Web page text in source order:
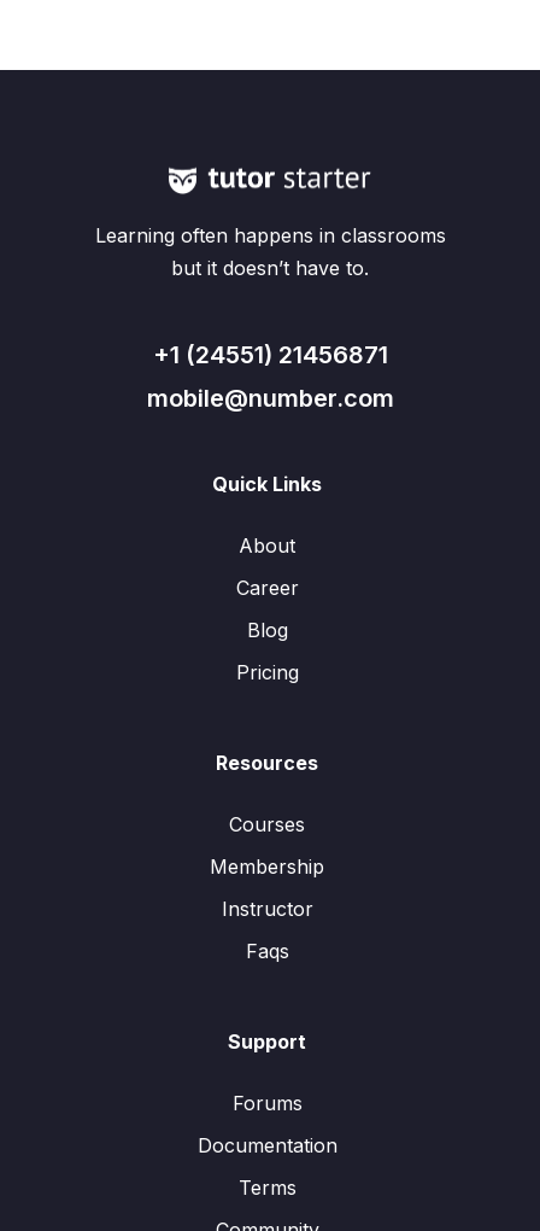
Learning often happens in classrooms
but it doesn’t have to.
+1 (24551) 21456871
mobile@number.com
Quick Links
About
Career
Blog
Pricing
Resources
Courses
Membership
Instructor
Faqs
Support
Forums
Documentation
Terms